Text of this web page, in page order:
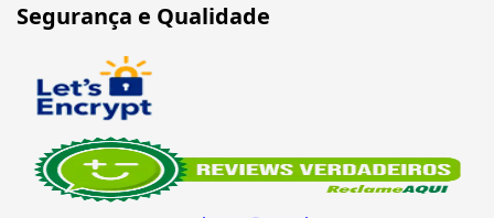
Segurança e Qualidade